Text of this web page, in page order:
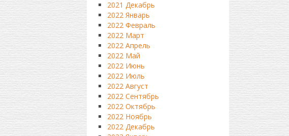
2021 Декабрь
2022 Январь
2022 Февраль
2022 Март
2022 Апрель
2022 Май
2022 Июнь
2022 Июль
2022 Август
2022 Сентябрь
2022 Октябрь
2022 Ноябрь
2022 Декабрь